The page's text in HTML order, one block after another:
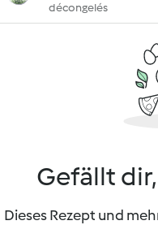
décongelés
Gefällt
Dieses Rezept und